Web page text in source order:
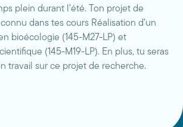
plein durant l’été. Ton projet de
dans tes cours Réalisation d’un
bioécologie (145-M27-LP) et
(145-M19-LP). En plus, tu seras
travail sur ce projet de recherche.